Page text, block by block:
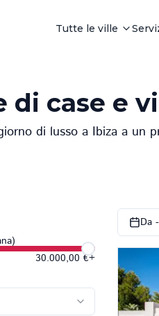
Tutte le ville
di case e
di lusso a Ibiza a
30.000,00 €+
Da